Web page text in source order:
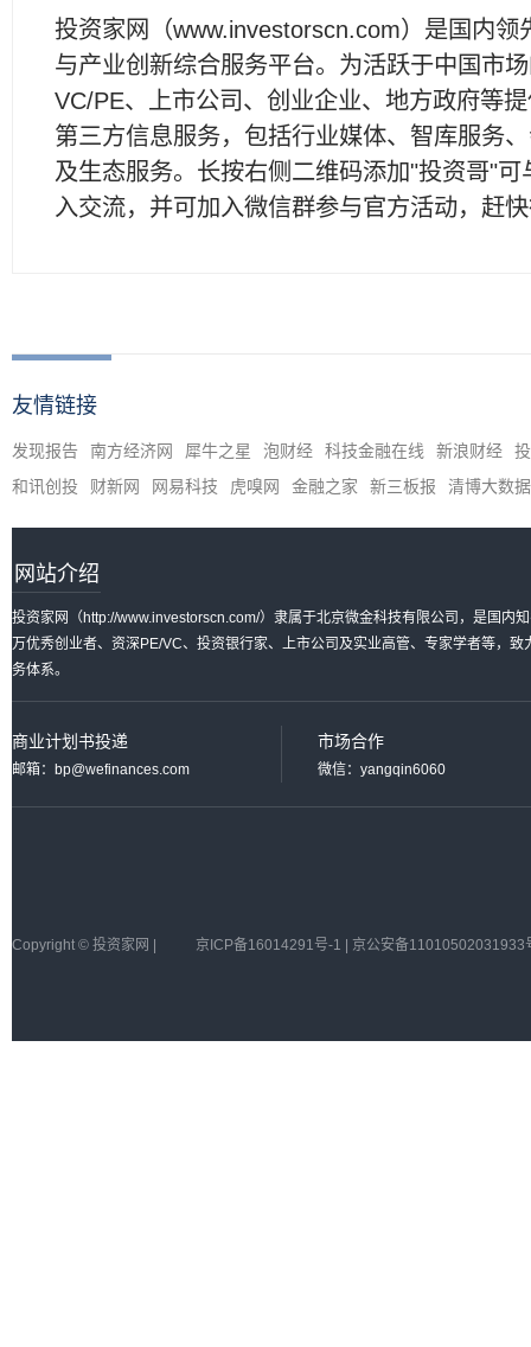
投资家网（www.investorscn.com）是国内领
与产业创新综合服务平台。为活跃于中国市
VC/PE、上市公司、创业企业、地方政府等
第三方信息服务，包括行业媒体、智库服务
及生态服务。长按右侧二维码添加"投资哥"可
入交流，并可加入微信群参与官方活动，赶
友情链接
发现报告 南方经济网 犀牛之星 泡财经 科技金融在线 新浪财经
和讯创投
财新网 网易科技 虎嗅网 金融之家 新三板报 清博大数据
网站介绍
投资家网（http://www.investorscn.com/）隶属于北京微金科技有限公司，是国内
万优秀创业者、资深PE/VC、投资银行家、上市公司及实业高管、专家学者等，
务体系。
商业计划书投递
邮箱：bp@wefinances.com
市场合作
微信：yangqin6060
Copyright © 投资家网 | 京ICP备16014291号-1 | 京公安备11010502031933